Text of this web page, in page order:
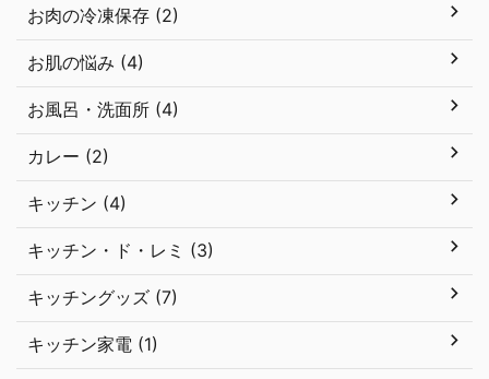
お肉の冷凍保存 (2)
お肌の悩み (4)
お風呂・洗面所 (4)
カレー (2)
キッチン (4)
キッチン・ド・レミ (3)
キッチングッズ (7)
キッチン家電 (1)